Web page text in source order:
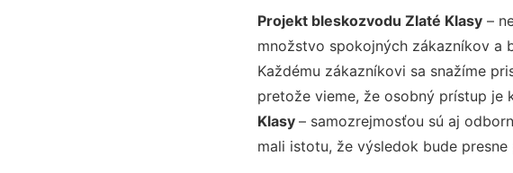
Projekt bleskozvodu Zlaté Klasy–
množstvo spokojných zákazníkov a
Každému zákazníkovi sa snažíme
pretože vieme, že osobný prístup je
Klasy – samozrejmosťou sú aj
mali istotu, že výsledok bude